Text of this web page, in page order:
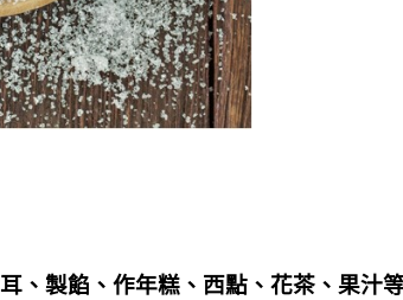
、製餡、作年糕、西點、花茶、果汁